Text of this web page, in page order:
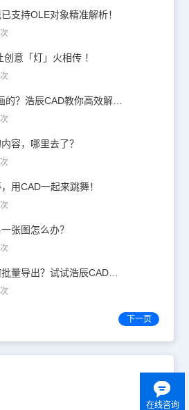
支持OLE对象精准解析！
意「灯」火相传 ！
CAD图纸不是1:1画的？浩辰CAD教你高效解决！
容，哪里去了？
用CAD一起来跳舞！
张图怎么办？
CAD测量结果如何批量导出？试试浩辰CAD看图王！
下一页
在线咨询